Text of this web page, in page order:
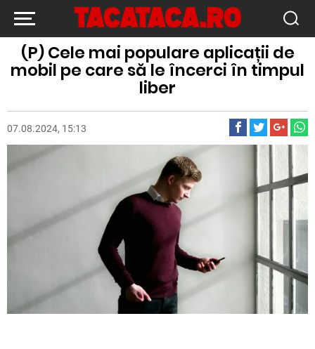
(P) Cele mai populare aplicații de
mobil pe care să le încerci în timpul
liber
07.08.2024, 15:13